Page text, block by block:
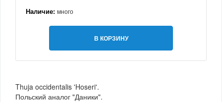
Наличие: много
В КОРЗИНУ
Thuja occidentalis 'Hoseri'.
Польский аналог "Даники".